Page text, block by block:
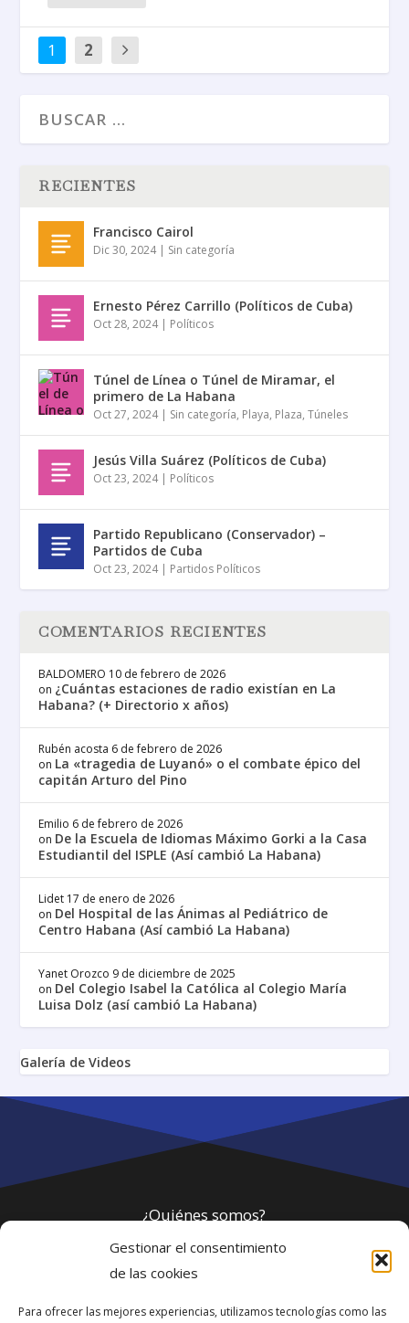
Gestionar el consentimiento
de las cookies
Para ofrecer las mejores experiencias, utilizamos tecnologías como las
1 2
RECIENTES
Francisco Cairol
Dic 30, 2024| Sin categoría
Ernesto Pérez Carrillo (Políticos de Cuba)
Oct 28, 2024| Políticos
Túnel de Línea o Túnel de Miramar, el
primero de La Habana
Oct 27, 2024| Sin categoría, Playa, Plaza,Túneles
Jesús Villa Suárez (Políticos de Cuba)
Oct 23, 2024| Políticos
Partido Republicano (Conservador) –
Partidos de Cuba
Oct 23, 2024| Partidos Políticos
COMENTARIOS RECIENTES
BALDOMERO 10 de febrero de 2026
on ¿Cuántas estaciones de radio existían en La
Habana? (+ Directorio x años)
Rubén acosta 6 de febrero de 2026
on La «tragedia de Luyanó» o el combate épico del
capitán Arturo del Pino
Emilio 6 de febrero de 2026
on De la Escuela de Idiomas Máximo Gorki a la Casa
Estudiantil del ISPLE (Así cambió La Habana)
Lidet 17 de enero de 2026
on Del Hospital de las Ánimas al Pediátrico de
Centro Habana (Así cambió La Habana)
Yanet Orozco 9 de diciembre de 2025
on Del Colegio Isabel la Católica al Colegio María
Luisa Dolz (así cambió La Habana)
Galería de Videos
¿Quiénes somos?
Política de privacidad
Webmaster